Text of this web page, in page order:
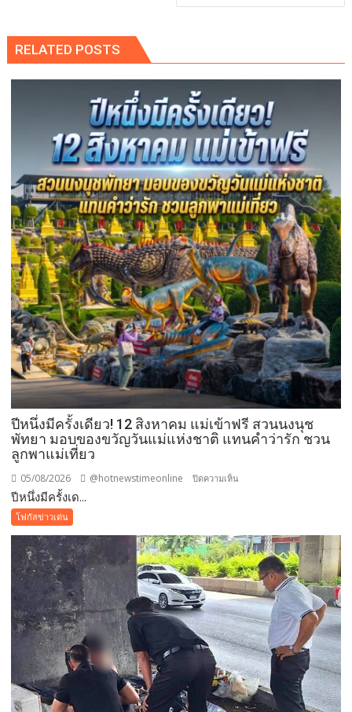
RELATED POSTS
ปีหนึ่งมีครั้งเดียว! 12 สิงหาคม แม่เข้าฟรี สวนนงนุช
พัทยา มอบของขวัญวันแม่แห่งชาติ แทนคำว่ารัก ชวน
ลูกพาแม่เที่ยว
05/08/2026 @hotnewstimeonline ปิดความเห็น
ครั้ง
เดียว!
12
สิงหาคม
แม่
เข้า
ฟรี
สวน
นงนุช
พัทยา
ปีหนึ่งมีครั้งเด...
โฟกัสข่าวเด่น